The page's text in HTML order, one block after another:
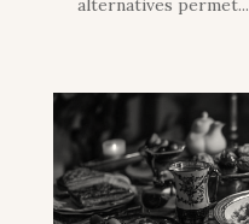
alternatives permet...